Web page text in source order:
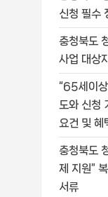
신청 필수
충청북도
사업 대상
“65세이
도와 신청
요건 및 혜
충청북도
제 지원”
서류